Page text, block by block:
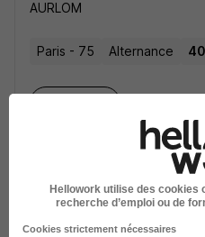
AURLOM
Paris - 75 Alternance
Hellowork utilise des cookies
recherche d’emploi ou de
Cookies strictement nécessaires